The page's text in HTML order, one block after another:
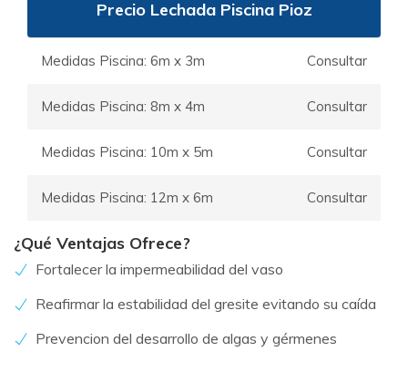
Precio Lechada Piscina Pioz
Medidas Piscina: 6m x 3m Consultar
Medidas Piscina: 8m x 4m Consultar
Medidas Piscina: 10m x 5m Consultar
Medidas Piscina: 12m x 6m Consultar
¿Qué Ventajas Ofrece?
Fortalecer la impermeabilidad del vaso
Reafirmar la estabilidad del gresite evitando su caída
Prevencion del desarrollo de algas y gérmenes